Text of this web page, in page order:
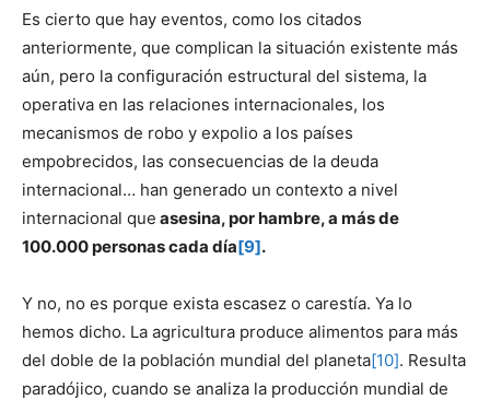
Es cierto que hay eventos, como los citados
anteriormente, que complican la situación existente más
aún, pero la configuración estructural del sistema, la
operativa en las relaciones internacionales, los
mecanismos de robo y expolio a los países
empobrecidos, las consecuencias de la deuda
internacional… han generado un contexto a nivel
internacional que asesina, por hambre, a más de
100.000 personas cada día[9].
Y no, no es porque exista escasez o carestía. Ya lo
hemos dicho. La agricultura produce alimentos para más
del doble de la población mundial del planeta[10]. Resulta
paradójico, cuando se analiza la producción mundial de